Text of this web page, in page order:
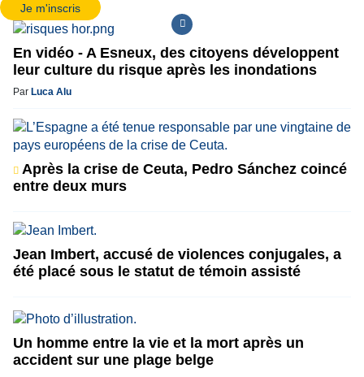
Je m'inscris
En vidéo - A Esneux, des citoyens développent
leur culture du risque après les inondations
Par Luca Alu
Après la crise de Ceuta, Pedro Sánchez coincé
entre deux murs
Jean Imbert, accusé de violences conjugales, a
été placé sous le statut de témoin assisté
Un homme entre la vie et la mort après un
accident sur une plage belge